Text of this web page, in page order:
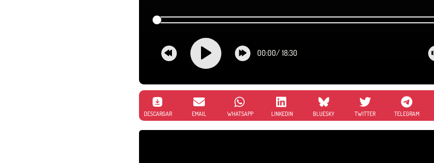
00:00/ 18:30
DESCARGAR EMAIL WHATSAPP LINKEDIN BLUESKY TWITTER TELEGRAM